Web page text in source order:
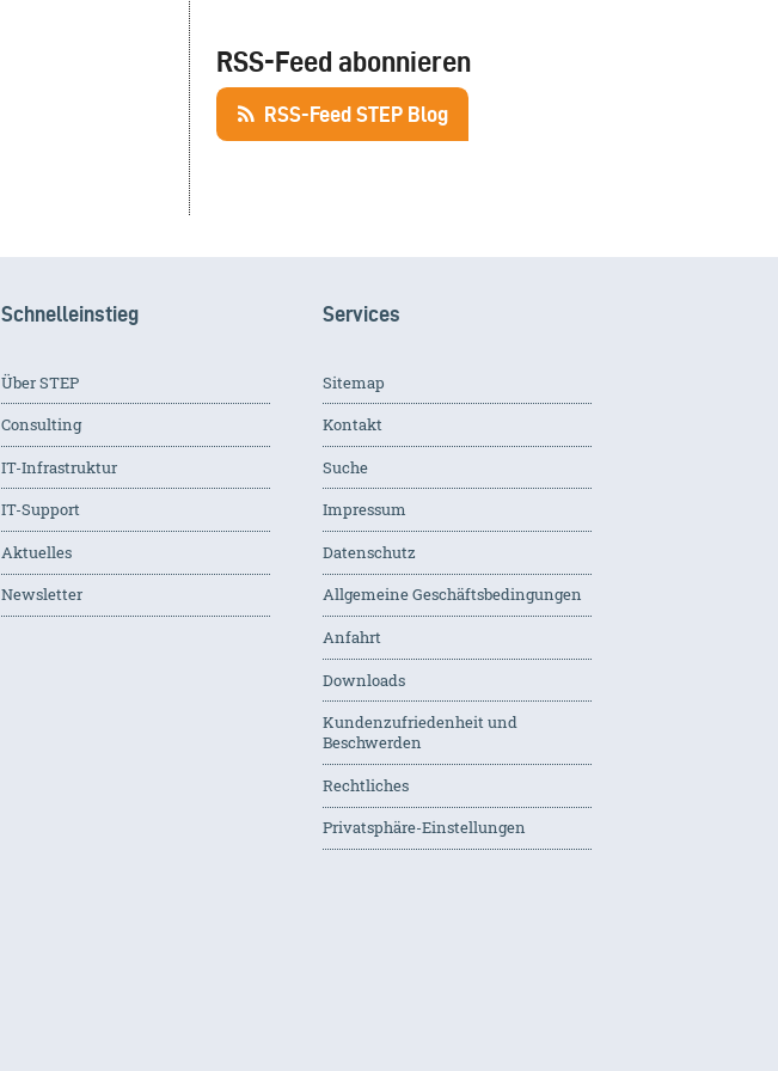
RSS-Feed abonnieren
RSS-Feed STEP Blog
Schnelleinstieg
Über STEP
Consulting
IT-Infrastruktur
IT-Support
Aktuelles
Newsletter
Services
Sitemap
Kontakt
Suche
Impressum
Datenschutz
Allgemeine Geschäftsbedingungen
Anfahrt
Downloads
Kundenzufriedenheit und
Beschwerden
Rechtliches
Privatsphäre-Einstellungen